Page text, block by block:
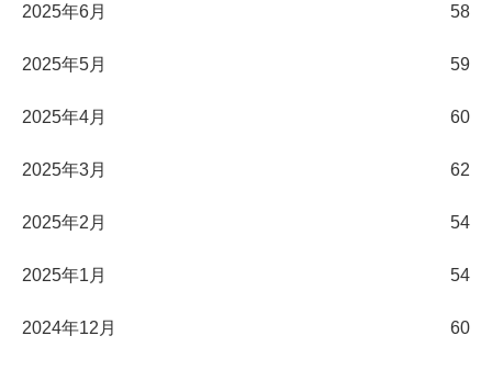
2025年6月 58
2025年5月 59
2025年4月 60
2025年3月 62
2025年2月 54
2025年1月 54
2024年12月 60